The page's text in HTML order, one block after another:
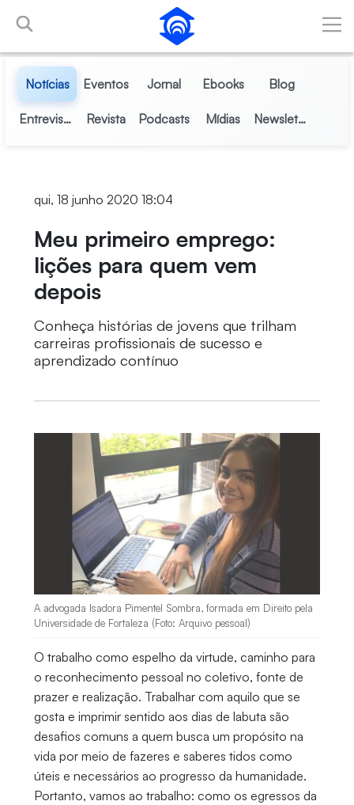
Pular para o Conteúdo principal
Notícias Eventos Jornal Ebooks Blog
Entrevistas Revista Podcasts Mídias Newsletter
qui, 18 junho 2020 18:04
Meu primeiro emprego:
lições para quem vem
depois
Conheça histórias de jovens que trilham
carreiras profissionais de sucesso e
aprendizado contínuo
A advogada Isadora Pimentel Sombra, formada em Direito pela
Universidade de Fortaleza (Foto: Arquivo pessoal)
O trabalho como espelho da virtude, caminho para
o reconhecimento pessoal no coletivo, fonte de
prazer e realização. Trabalhar com aquilo que se
gosta e imprimir sentido aos dias de labuta são
desafios comuns a quem busca um propósito na
vida por meio de fazeres e saberes tidos como
úteis e necessários ao progresso da humanidade.
Portanto, vamos ao trabalho: como os egressos da